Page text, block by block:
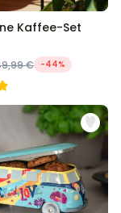
Kaffee-Set
€ -44%